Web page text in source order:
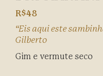
R$48
“Eis aqui este
Gilberto
Gim e vermute seco